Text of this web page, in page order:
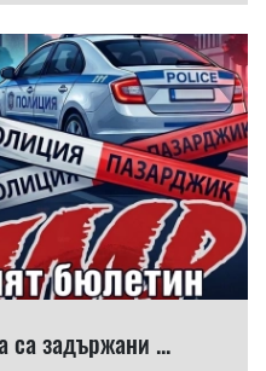
са задържани ...